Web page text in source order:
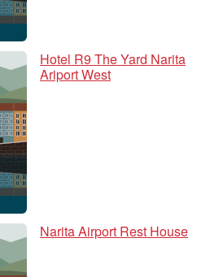
Hotel R9 The Yard Narita
Ariport West
Narita Airport Rest House